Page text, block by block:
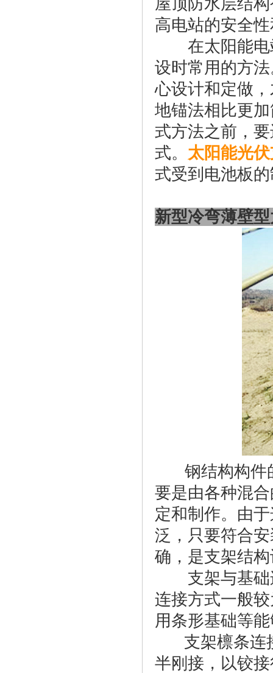
屋顶防水层结
高电站的安全
在太阳能电
设时常用的方
心设计和定做
地锚法相比更
式方法之前，
式。 太阳能光
式受到电池板
新型冷弯薄壁
钢结构构件
要是由各种混
定和制作。由
泛，只要符合
确，是支架结
支架与基础
连接方式一般
用条形基础等
支架檩条连
半刚接，以铰